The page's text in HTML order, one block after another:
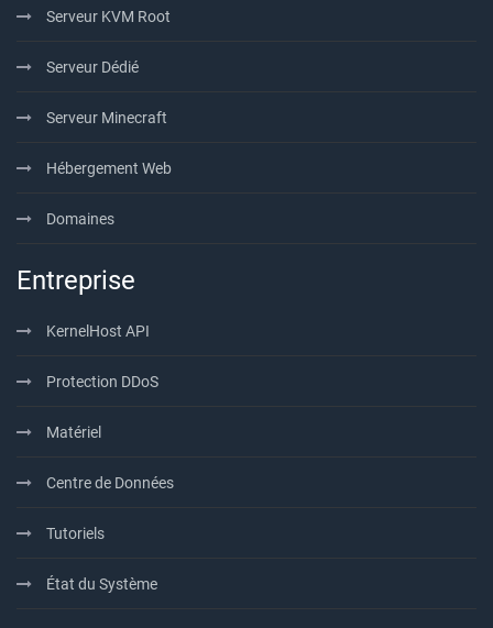
Serveur KVM Root
Serveur Dédié
Serveur Minecraft
Hébergement Web
Domaines
Entreprise
KernelHost API
Protection DDoS
Matériel
Centre de Données
Tutoriels
État du Système